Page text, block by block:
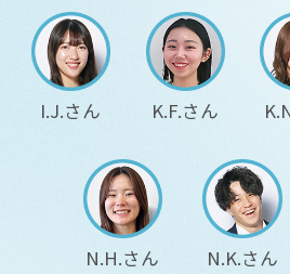
I.J.さん K.F.さん
N.H.さん N.K.さん